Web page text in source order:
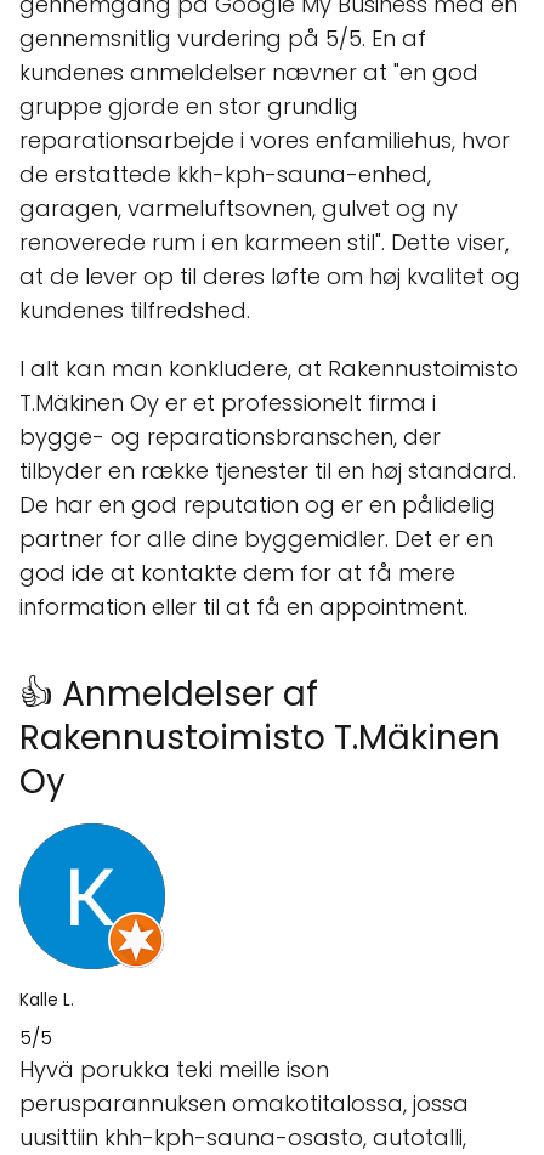
gennemsnitlig vurdering på 5/5. En af
kundenes anmeldelser nævner at "en god
gruppe gjorde en stor grundlig
reparationsarbejde i vores enfamiliehus, hvor
de erstattede kkh-kph-sauna-enhed,
garagen, varmeluftsovnen, gulvet og ny
renoverede rum i en karmeen stil". Dette viser,
at de lever op til deres løfte om høj kvalitet og
kundenes tilfredshed.
I alt kan man konkludere, at Rakennustoimisto
T.Mäkinen Oy er et professionelt firma i
bygge- og reparationsbranschen, der
tilbyder en række tjenester til en høj standard.
De har en god reputation og er en pålidelig
partner for alle dine byggemidler. Det er en
god ide at kontakte dem for at få mere
information eller til at få en appointment.
👍 Anmeldelser af
Rakennustoimisto T.Mäkinen
Oy
Kalle L.
5/5
Hyvä porukka teki meille ison
perusparannuksen omakotitalossa, jossa
uusittiin khh-kph-sauna-osasto, autotalli,